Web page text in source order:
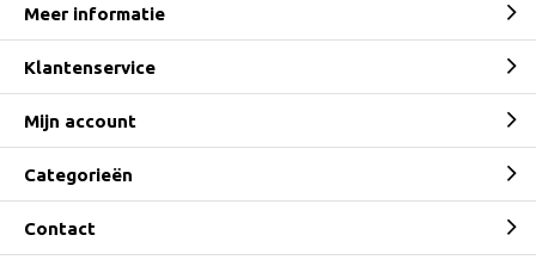
Meer informatie
Klantenservice
Mijn account
Categorieën
Contact